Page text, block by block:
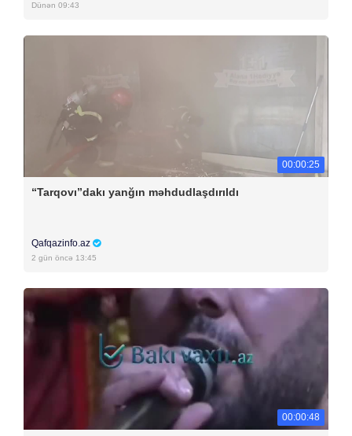
Dünən 09:43
00:00:25
“Tarqovı”dakı yanğın məhdudlaşdırıldı
Qafqazinfo.az
2 gün öncə 13:45
00:00:48